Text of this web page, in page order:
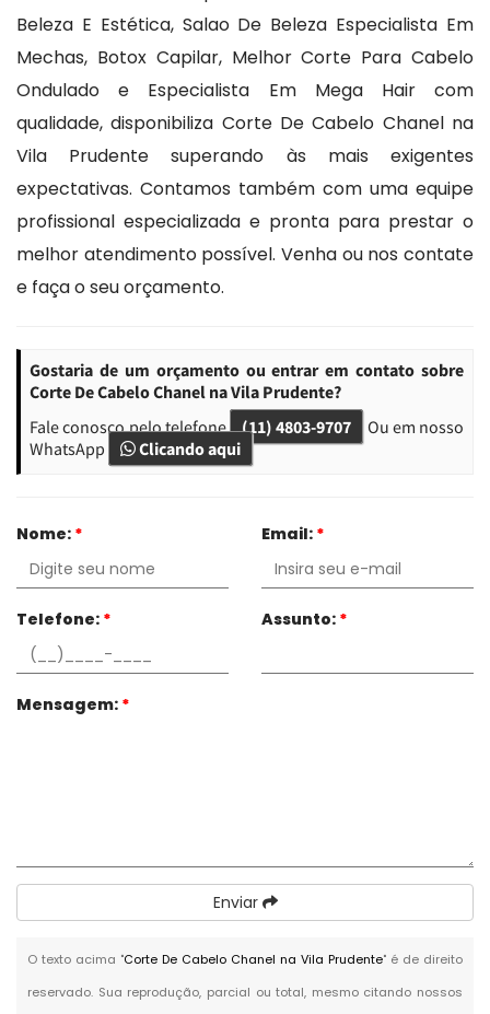
Beleza E Estética, Salao De Beleza Especialista Em
Mechas, Botox Capilar, Melhor Corte Para Cabelo
Ondulado e Especialista Em Mega Hair com
qualidade, disponibiliza Corte De Cabelo Chanel na
Vila Prudente superando às mais exigentes
expectativas. Contamos também com uma equipe
profissional especializada e pronta para prestar o
melhor atendimento possível. Venha ou nos contate
e faça o seu orçamento.
Gostaria de um orçamento ou entrar em contato sobre
Corte De Cabelo Chanel na Vila Prudente?
Fale conosco pelo telefone (11) 4803-9707
Ou em nosso
WhatsApp
Clicando aqui
Nome: * Email: *
Telefone: * Assunto: *
Mensagem: *
Enviar
O texto acima "Corte De Cabelo Chanel na Vila Prudente" é de direito
reservado. Sua reprodução, parcial ou total, mesmo citando nossos